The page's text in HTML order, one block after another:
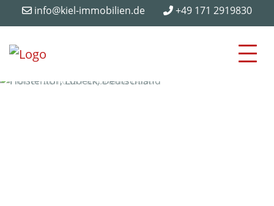
info@kiel-immobilien.de +49 171 2919830